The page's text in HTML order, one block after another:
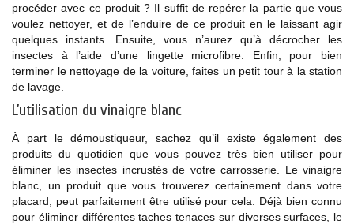
procéder avec ce produit ? Il suffit de repérer la partie que vous
voulez nettoyer, et de l’enduire de ce produit en le laissant agir
quelques instants. Ensuite, vous n’aurez qu’à décrocher les
insectes à l’aide d’une lingette microfibre. Enfin, pour bien
terminer le nettoyage de la voiture, faites un petit tour à la station
de lavage.
L’utilisation du vinaigre blanc
À part le démoustiqueur, sachez qu’il existe également des
produits du quotidien que vous pouvez très bien utiliser pour
éliminer les insectes incrustés de votre carrosserie. Le vinaigre
blanc, un produit que vous trouverez certainement dans votre
placard, peut parfaitement être utilisé pour cela. Déjà bien connu
pour éliminer différentes taches tenaces sur diverses surfaces, le